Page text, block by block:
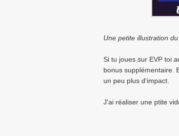
Une petite illustration
Si tu joues sur EVP toi
bonus supplémentaire.
un peu plus d'impact.
J'ai réaliser une ptite